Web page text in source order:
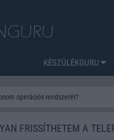
KÉSZÜLÉKGURU
operációs rendszerét?
FRISSÍTHETEM A